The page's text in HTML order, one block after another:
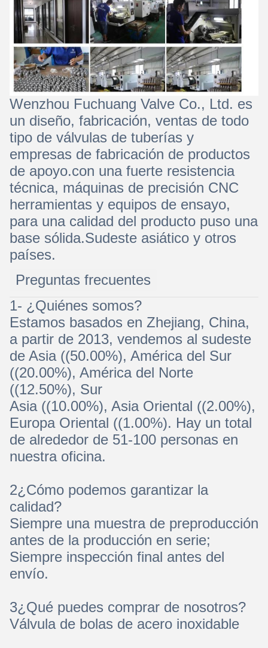
Wenzhou Fuchuang Valve Co., Ltd. es
un diseño, fabricación, ventas de todo
tipo de válvulas de tuberías y
empresas de fabricación de productos
de apoyo.con una fuerte resistencia
técnica, máquinas de precisión CNC
herramientas y equipos de ensayo,
para una calidad del producto puso una
base sólida.Sudeste asiático y otros
países.
Preguntas frecuentes
1- ¿Quiénes somos?
Estamos basados en Zhejiang, China,
a partir de 2013, vendemos al sudeste
de Asia ((50.00%), América del Sur
((20.00%), América del Norte
((12.50%), Sur
Asia ((10.00%), Asia Oriental ((2.00%),
Europa Oriental ((1.00%). Hay un total
de alrededor de 51-100 personas en
nuestra oficina.
2¿Cómo podemos garantizar la
calidad?
Siempre una muestra de preproducción
antes de la producción en serie;
Siempre inspección final antes del
envío.
3¿Qué puedes comprar de nosotros?
Válvula de bolas de acero inoxidable